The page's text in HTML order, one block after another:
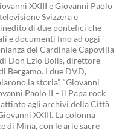
XXIII e Giovanni Paolo
Svizzera e
di due pontefici che
e documenti fino ad oggi
del Cardinale Capovilla
Don Ezio Bolis, direttore
Bergamo. I due DVD,
la storia”, “Giovanni
Paolo II – Il Papa rock
agli archivi della Città
XXIII. La colonna
di Mina, con le arie sacre